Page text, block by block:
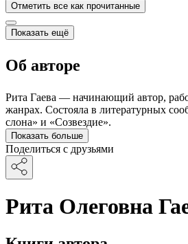
Отметить все как прочитанные
Показать ещё
Об авторе
Рита Гаева — начинающий автор,
жанрах. Состояла в литературных
слона» и «Созвездие».
Показать больше
Поделиться с друзьями
Рита Олеговна